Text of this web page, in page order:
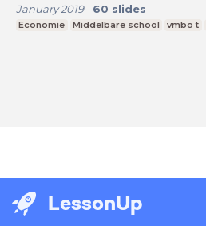
January 2019- 60 slides
Economie Middelbare school vmbo t
LessonUp